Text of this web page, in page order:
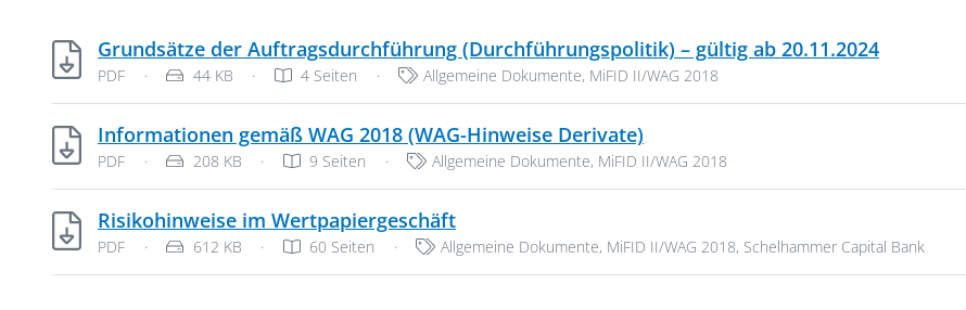
Grundsätze der Auftragsdurchführung (Durchführungspolitik) – gültig ab 20.11.2024PDF, 44 KB
Dateityp: PDF-Dokument
PDF · Dateigröße:
44 KB · 4 Seiten · Kategorien:
Allgemeine Dokumente, MiFID II/WAG 2018
Informationen gemäß WAG 2018 (WAG-Hinweise Derivate)
Dateityp: PDF-Dokument
PDF · Dateigröße:
208 KB · 9 Seiten · Kategorien:
Allgemeine Dokumente, MiFID II/WAG 2018
Risikohinweise im WertpapiergeschäftPDF, 612 KB
Dateityp: PDF-Dokument
PDF · Dateigröße:
612 KB · 60 Seiten · Kategorien:
Allgemeine Dokumente, MiFID II/WAG 2018, Schelhammer Capital Bank